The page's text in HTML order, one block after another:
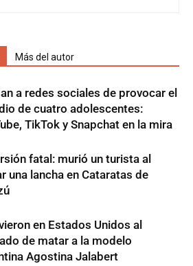
Más del autor
a redes sociales de provocar el
de cuatro adolescentes:
TikTok y Snapchat en la mira
fatal: murió un turista al
una lancha en Cataratas de
en Estados Unidos al
de matar a la modelo
Agostina Jalabert